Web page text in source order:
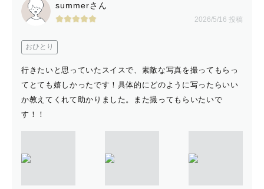
summerさん
2026/5/16 投稿
おひとり
行きたいと思っていたスイスで、素敵な写真を撮ってもらっ
てとても嬉しかったです！具体的にどのように写ったらいい
か教えてくれて助かりました。また撮ってもらいたいで
す！！